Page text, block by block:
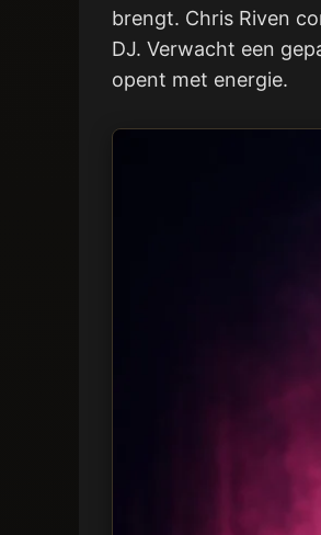
brengt. Chris Riven
DJ. Verwacht een
opent met energie.